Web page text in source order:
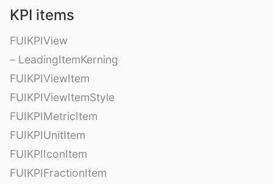
KPI items
FUIKPIView
– LeadingItemKerning
FUIKPIViewItem
FUIKPIViewItemStyle
FUIKPIMetricItem
FUIKPIUnitItem
FUIKPIIconItem
FUIKPIFractionItem